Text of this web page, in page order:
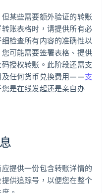
某些需要额外验证的转账
账表格时，请提供所有必
检查所有内容的准确性以
可能需要签署表格、提供
授权转账。此阶段还需支
任何货币兑换费用——支
是在线发起还是亲自办
提供一份包含转账详情的
供追踪号，以便您在整个